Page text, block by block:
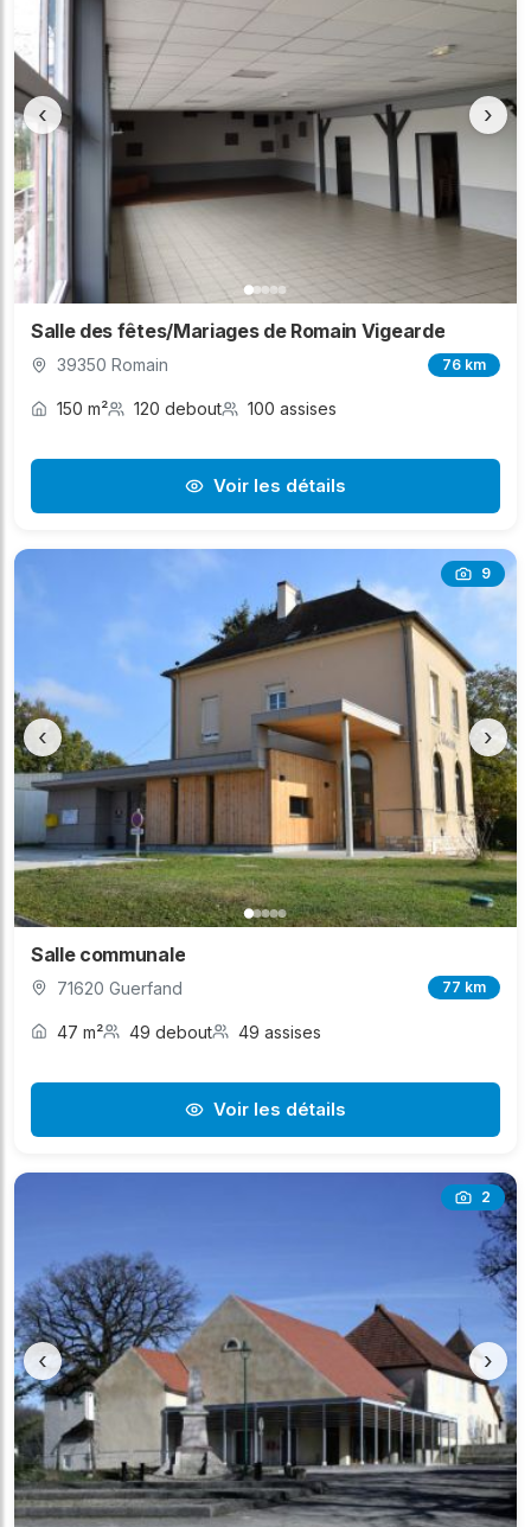
‹ ›
Salle des fêtes/Mariages de Romain Vigearde
39350 Romain 76 km
150 m² 120 debout 100 assises
Voir les détails
9
‹ ›
Salle communale
71620 Guerfand 77 km
47 m² 49 debout 49 assises
Voir les détails
2
‹ ›